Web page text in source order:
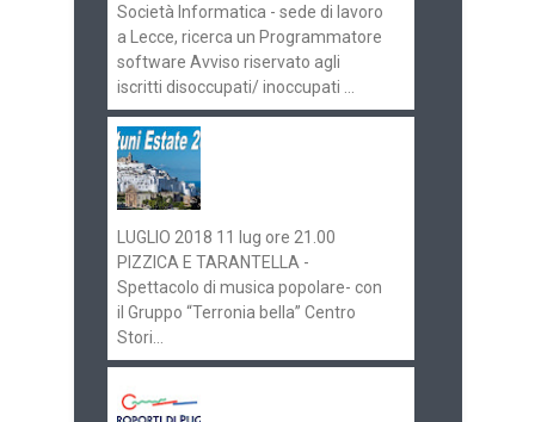
Società Informatica - sede di lavoro
a Lecce, ricerca un Programmatore
software Avviso riservato agli
iscritti disoccupati/ inoccupati ...
LUGLIO 2018 11 lug ore 21.00
PIZZICA E TARANTELLA -
Spettacolo di musica popolare- con
il Gruppo “Terronia bella” Centro
Stori...